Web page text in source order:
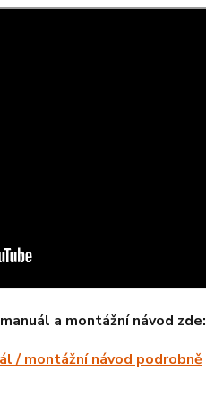
a montážní návod zde:
/ montážní návod podrobně